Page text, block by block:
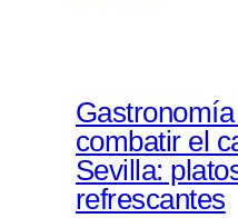
combatir el
Sevilla:
refrescantes